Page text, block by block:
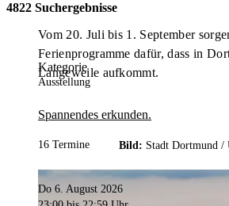
Vom 20. Juli bis 1. September
Ferienprogramme dafür, dass in
Langeweile aufkommt.
Spannendes erkunden.
Bild: Stadt Dortmund /
4822 Suchergebnisse
Kategorie
Ausstellung
16 Termine
Do 6. August 2026